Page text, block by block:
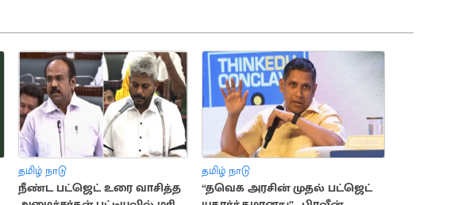
தமிழ் நாடு
நீண்ட பட்ஜெட் உரை வாசித்த
தமிழ் நாடு
“தவெக அரசின் முதல் பட்ஜெட்